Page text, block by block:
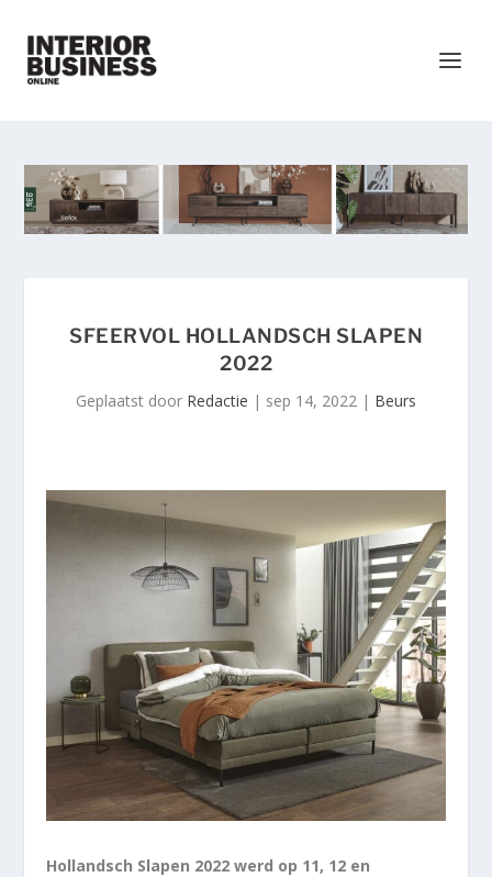
SFEERVOL HOLLANDSCH SLAPEN
2022
Geplaatst door Redactie | sep 14, 2022 | Beurs
Hollandsch Slapen 2022 werd op 11, 12 en